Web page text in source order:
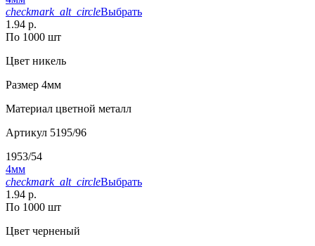
checkmark_alt_circleВыбрать
1.94 р.
По 1000 шт
Цвет никель
Размер 4мм
Материал цветной металл
Артикул 5195/96
1953/54
4мм
checkmark_alt_circleВыбрать
1.94 р.
По 1000 шт
Цвет черненый